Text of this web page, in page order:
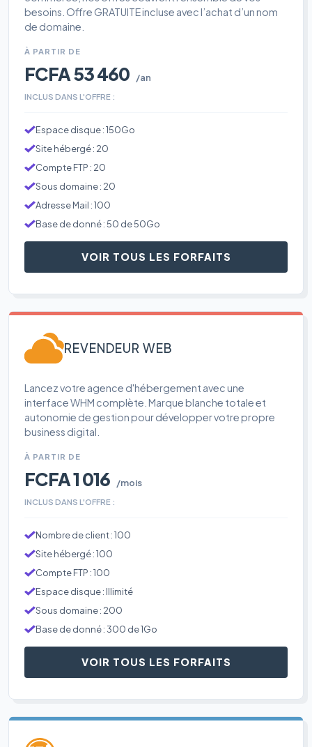
besoins. Offre GRATUITE incluse avec l’achat d’un nom
de domaine.
À PARTIR DE
FCFA 53 460 /an
INCLUS DANS L'OFFRE :
Espace disque : 150Go
Site hébergé : 20
Compte FTP : 20
Sous domaine : 20
Adresse Mail : 100
Base de donné : 50 de 50Go
VOIR TOUS LES FORFAITS
REVENDEUR WEB
Lancez votre agence d'hébergement avec une
interface WHM complète. Marque blanche totale et
autonomie de gestion pour développer votre propre
business digital.
À PARTIR DE
FCFA 1 016 /mois
INCLUS DANS L'OFFRE :
Nombre de client : 100
Site hébergé : 100
Compte FTP : 100
Espace disque : Illimité
Sous domaine : 200
Base de donné : 300 de 1Go
VOIR TOUS LES FORFAITS